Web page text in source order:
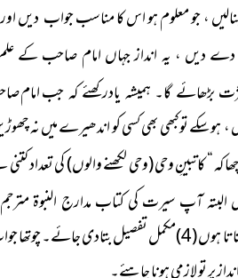
، جو معلوم ہو اس کا مناسب جواب دیں
دیں ، یہ انداز جہاں امام صاحب کے
بڑھائے گا۔ ہمیشہ یادرکھئے کہ جب امام
، ہوسکے تو کبھی بھی کسی کو اندھیرے میں نہ
کہ “ کاتبینِ وحی(وحی لکھنے والوں)کی تعداد کتنی
البتہ آپ سیرت کی کتاب مدارج النبوۃ
یا کل بتاتا ہوں (4)مکمل تفصیل بتادی